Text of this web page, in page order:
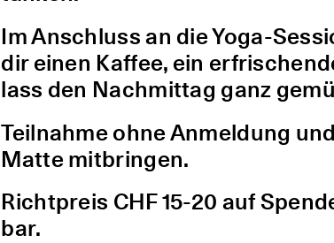
Im Anschluss an die Yoga-
dir einen Kaffee, ein
lass den Nachmittag ganz
Teilnahme ohne Anmeldung
Matte mitbringen.
Richtpreis CHF 15-20 auf
bar.